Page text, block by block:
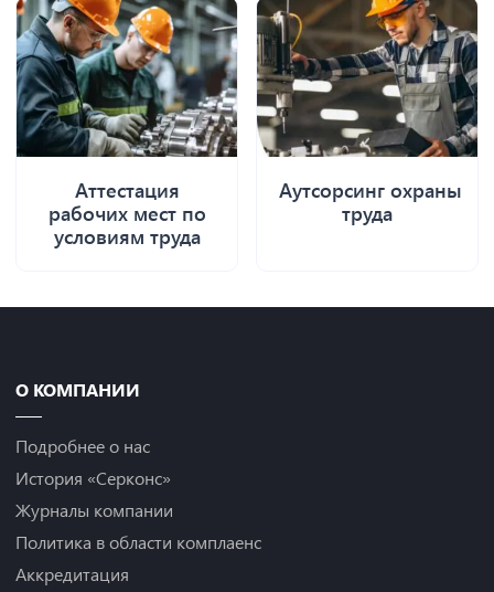
Аттестация
рабочих мест по
условиям труда
Аутсорсинг охраны
труда
О КОМПАНИИ
Подробнее о нас
История «Серконс»
Журналы компании
Политика в области комплаенс
Аккредитация